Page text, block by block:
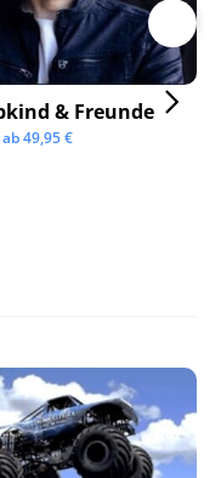
& Freunde
49,95€